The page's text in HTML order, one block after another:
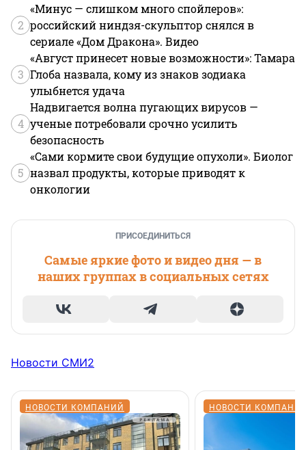
2
«Минус — слишком много спойлеров»:
российский ниндзя-скульптор снялся в
сериале «Дом Дракона». Видео
3
«Август принесет новые возможности»: Тамара
Глоба назвала, кому из знаков зодиака
улыбнется удача
4
Надвигается волна пугающих вирусов —
ученые потребовали срочно усилить
безопасность
5
«Сами кормите свои будущие опухоли». Биолог
назвал продукты, которые приводят к
онкологии
ПРИСОЕДИНИТЬСЯ
Самые яркие фото и видео дня — в
наших группах в социальных сетях
Новости СМИ2
НОВОСТИ КОМПАНИЙ НОВОСТИ